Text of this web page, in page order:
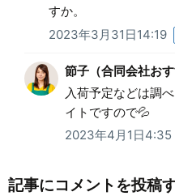
すか。
2023年3月31日14:19
節子（合同会社おす
入荷予定などは調
イトですので💦
2023年4月1日4:35
記事にコメントを投稿